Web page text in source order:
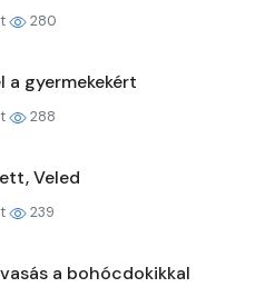
280
a gyermekekért
288
Veled
239
a bohócdokikkal